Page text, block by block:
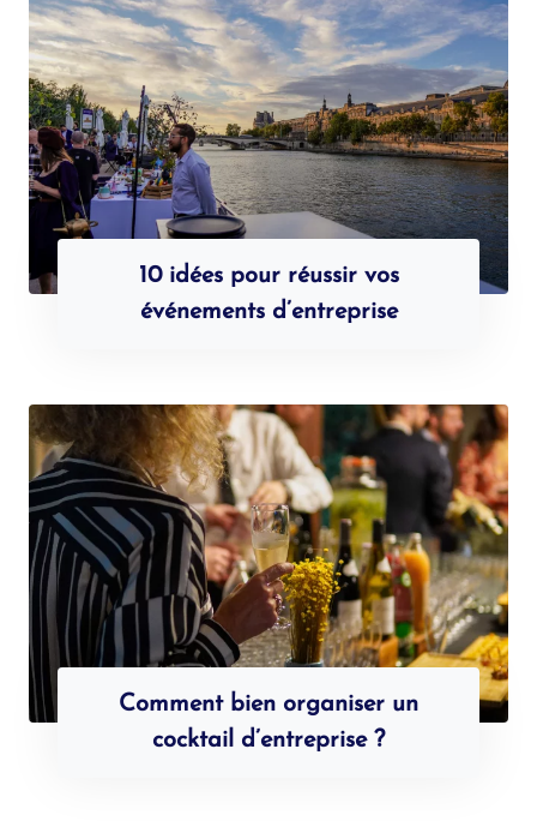
10 idées pour réussir vos
événements d’entreprise
Comment bien organiser un
cocktail d’entreprise ?